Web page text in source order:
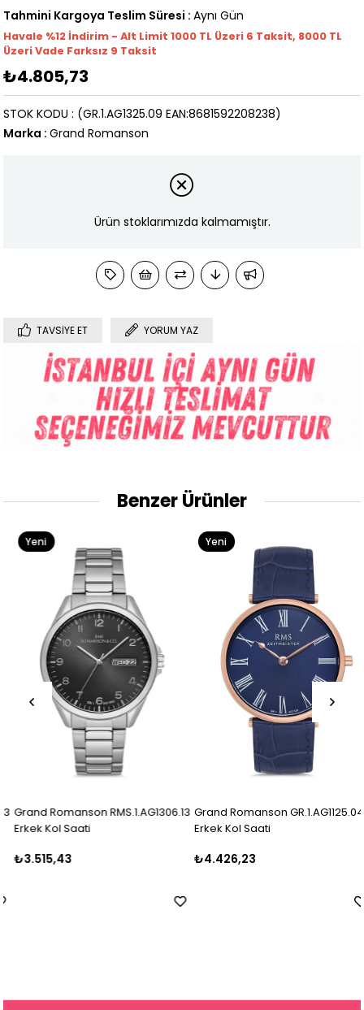
Tahmini Kargoya Teslim Süresi : Aynı Gün
Havale %12 İndirim - Alt Limit 1000 TL Üzeri 6 Taksit, 8000 TL
Üzeri Vade Farksız 9 Taksit
₺4.805,73
(GR.1.AG1325.09 EAN:8681592208238)
STOK KODU
Marka : Grand Romanson
Ürün stoklarımızda kalmamıştır.
TAVSIYE ET YORUM YAZ
Benzer Ürünler
Grand Romanson RMS.1.AG1306.13
Erkek Kol Saati
₺3.515,43
Yeni
Grand Romanson GR.1.AG1125.04
Erkek Kol Saati
₺4.426,23
Yeni